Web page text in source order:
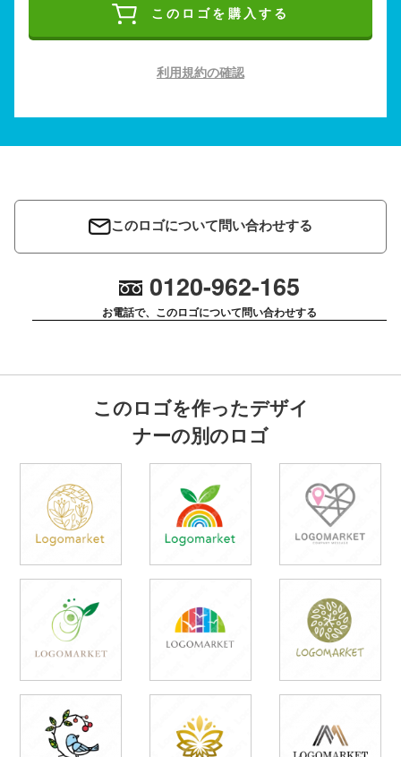
このロゴを購入する
利用規約の確認
このロゴについて問い合わせする
0120-962-165
お電話で、このロゴについて問い合わせする
このロゴを作ったデザイ
ナーの別のロゴ